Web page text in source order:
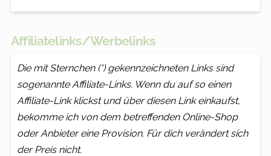
Affiliatelinks/Werbelinks
Die mit Sternchen (*) gekennzeichneten Links sind
sogenannte Affiliate-Links. Wenn du auf so einen
Affiliate-Link klickst und über diesen Link einkaufst,
bekomme ich von dem betreffenden Online-Shop
oder Anbieter eine Provision. Für dich verändert sich
der Preis nicht.